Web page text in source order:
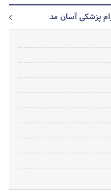
پزشکی آسان مد